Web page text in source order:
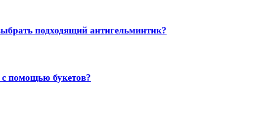
подходящий антигельминтик?
помощью букетов?